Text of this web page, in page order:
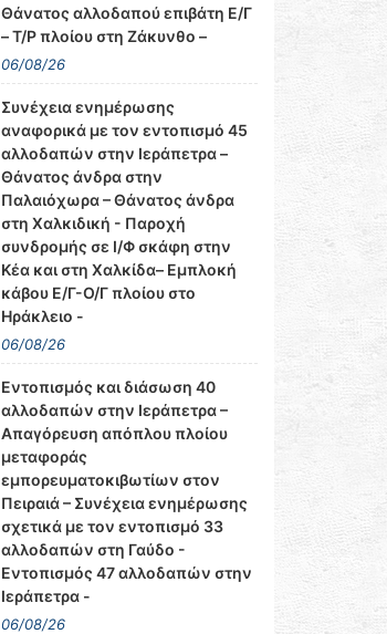
Θάνατος αλλοδαπού επιβάτη Ε/Γ
– Τ/Ρ πλοίου στη Ζάκυνθο –
06/08/26
Συνέχεια ενημέρωσης
αναφορικά με τον εντοπισμό 45
αλλοδαπών στην Ιεράπετρα –
Θάνατος άνδρα στην
Παλαιόχωρα – Θάνατος άνδρα
στη Χαλκιδική - Παροχή
συνδρομής σε Ι/Φ σκάφη στην
Κέα και στη Χαλκίδα– Εμπλοκή
κάβου Ε/Γ-Ο/Γ πλοίου στο
Ηράκλειο -
06/08/26
Εντοπισμός και διάσωση 40
αλλοδαπών στην Ιεράπετρα –
Απαγόρευση απόπλου πλοίου
μεταφοράς
εμπορευματοκιβωτίων στον
Πειραιά – Συνέχεια ενημέρωσης
σχετικά με τον εντοπισμό 33
αλλοδαπών στη Γαύδο -
Εντοπισμός 47 αλλοδαπών στην
Ιεράπετρα -
06/08/26